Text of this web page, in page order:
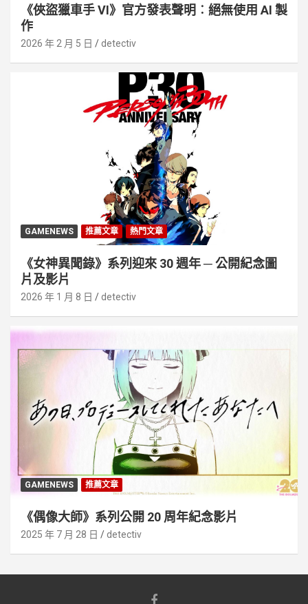
《俠盜獵車手 VI》官方發表聲明︰絕無使用 AI 製
作
2026 年 2 月 5 日 detectiv
GAMENEWS 推薦文章 熱門文章
《女神異聞錄》系列迎來 30 週年 ─ 公開紀念圖
片及影片
2026 年 1 月 8 日 detectiv
GAMENEWS 推薦文章
《偶像大師》系列公開 20 周年紀念影片
2025 年 7 月 28 日 detectiv